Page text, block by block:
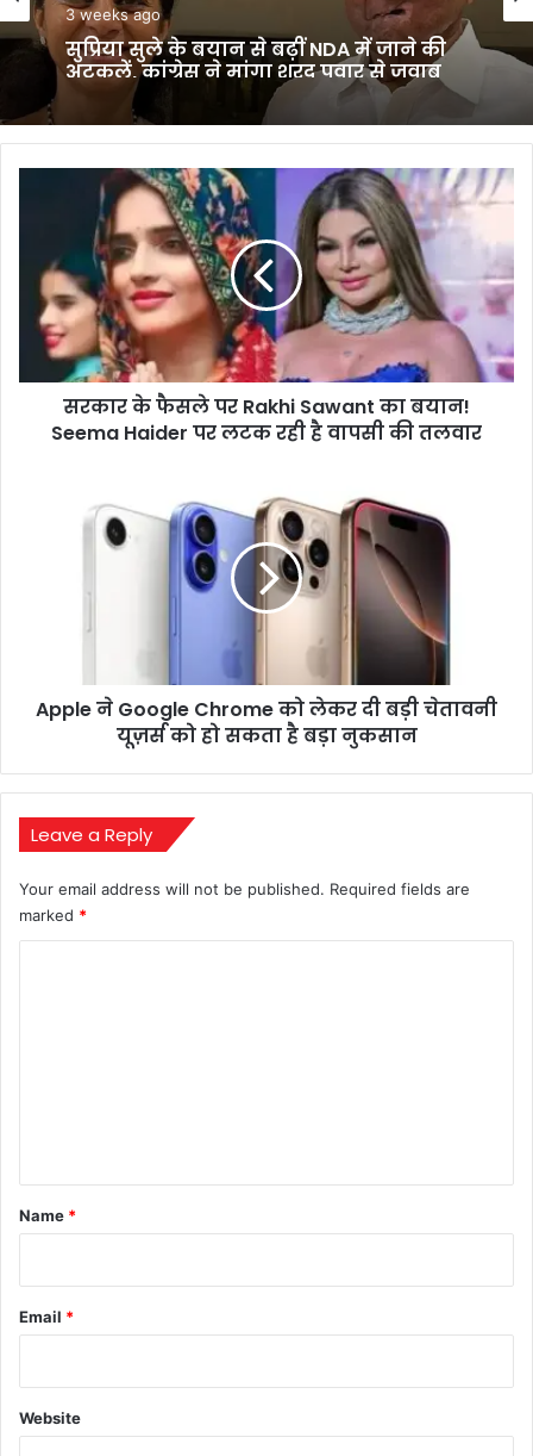
3 weeks ago
सुप्रिया सुले के बयान से बढ़ीं NDA में जाने की
अटकलें, कांग्रेस ने मांगा शरद पवार से जवाब
Rakhi
Sawant
बयान!
Seema
Haiderसरकार के फैसले पर Rakhi Sawant का बयान!
Seema Haider पर लटक रही है वापसी की तलवार
यूज़र्स
बड़ा
नुकसान
Apple ने Google Chrome को लेकर दी बड़ी चेतावनी
यूज़र्स को हो सकता है बड़ा नुकसान
Leave a Reply
Your email address will not be published. Required fields are
marked *
*
Name *
Email *
Website